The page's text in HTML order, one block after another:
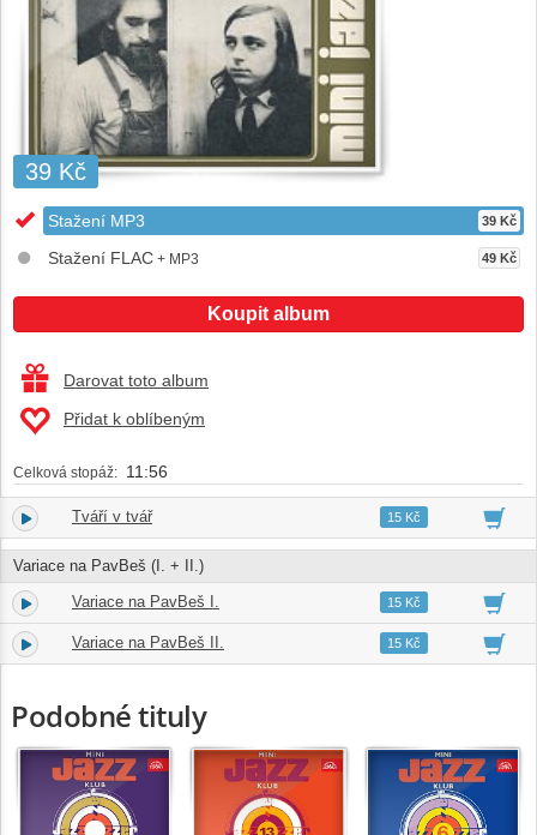
39 Kč
Stažení MP3 39 Kč
Stažení FLAC + MP3 49 Kč
Koupit album
Darovat toto album
Přidat k oblíbeným
Celková stopáž: 11:56
1. Tváří v tvář 05:4615 Kč
Variace na PavBeš (I. + II.)
2. Variace na PavBeš I. 04:1115 Kč
3. Variace na PavBeš II. 01:5915 Kč
Podobné tituly